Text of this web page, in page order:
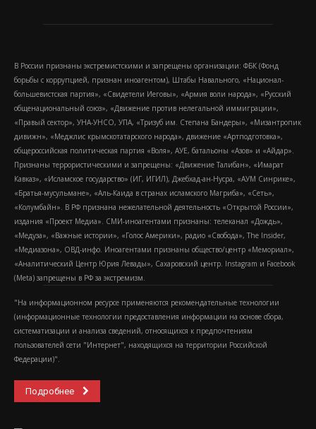
В России признаны экстремистскими и запрещены организации: ФБК (Фонд
борьбы с коррупцией, признан иноагентом), Штабы Навального, «Национал-
большевистская партия», «Свидетели Иеговы», «Армия воли народа», «Русский
общенациональный союз», «Движение против нелегальной иммиграции»,
«Правый сектор», УНА-УНСО, УПА, «Тризуб им. Степана Бандеры», «Мизантропик
дивижн», «Меджлис крымскотатарского народа», движение «Артподготовка»,
общероссийская политическая партия «Воля», АУЕ, батальоны «Азов» и «Айдар».
Признаны террористическими и запрещены: «Движение Талибан», «Имарат
Кавказ», «Исламское государство» (ИГ, ИГИЛ), Джебхад-ан-Нусра, «АУМ Синрике»,
«Братья-мусульмане», «Аль-Каида в странах исламского Магриба», «Сеть»,
«Колумбайн». В РФ признана нежелательной деятельность «Открытой России»,
издания «Проект Медиа». СМИ-иноагентами признаны: телеканал «Дождь»,
«Медуза», «Важные истории», «Голос Америки», радио «Свобода», The Insider,
«Медиазона», ОВД-инфо. Иноагентами признаны общество/центр «Мемориал»,
«Аналитический Центр Юрия Левады», Сахаровский центр. Instagram и Facebook
(Metа) запрещены в РФ за экстремизм.
"На информационном ресурсе применяются рекомендательные технологии
(информационные технологии предоставления информации на основе сбора,
систематизации и анализа сведений, относящихся к предпочтениям
пользователей сети "Интернет", находящихся на территории Российской
Федерации)".
Подробнее